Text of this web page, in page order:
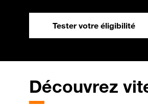
Tester votre éligibilité
Découvrez